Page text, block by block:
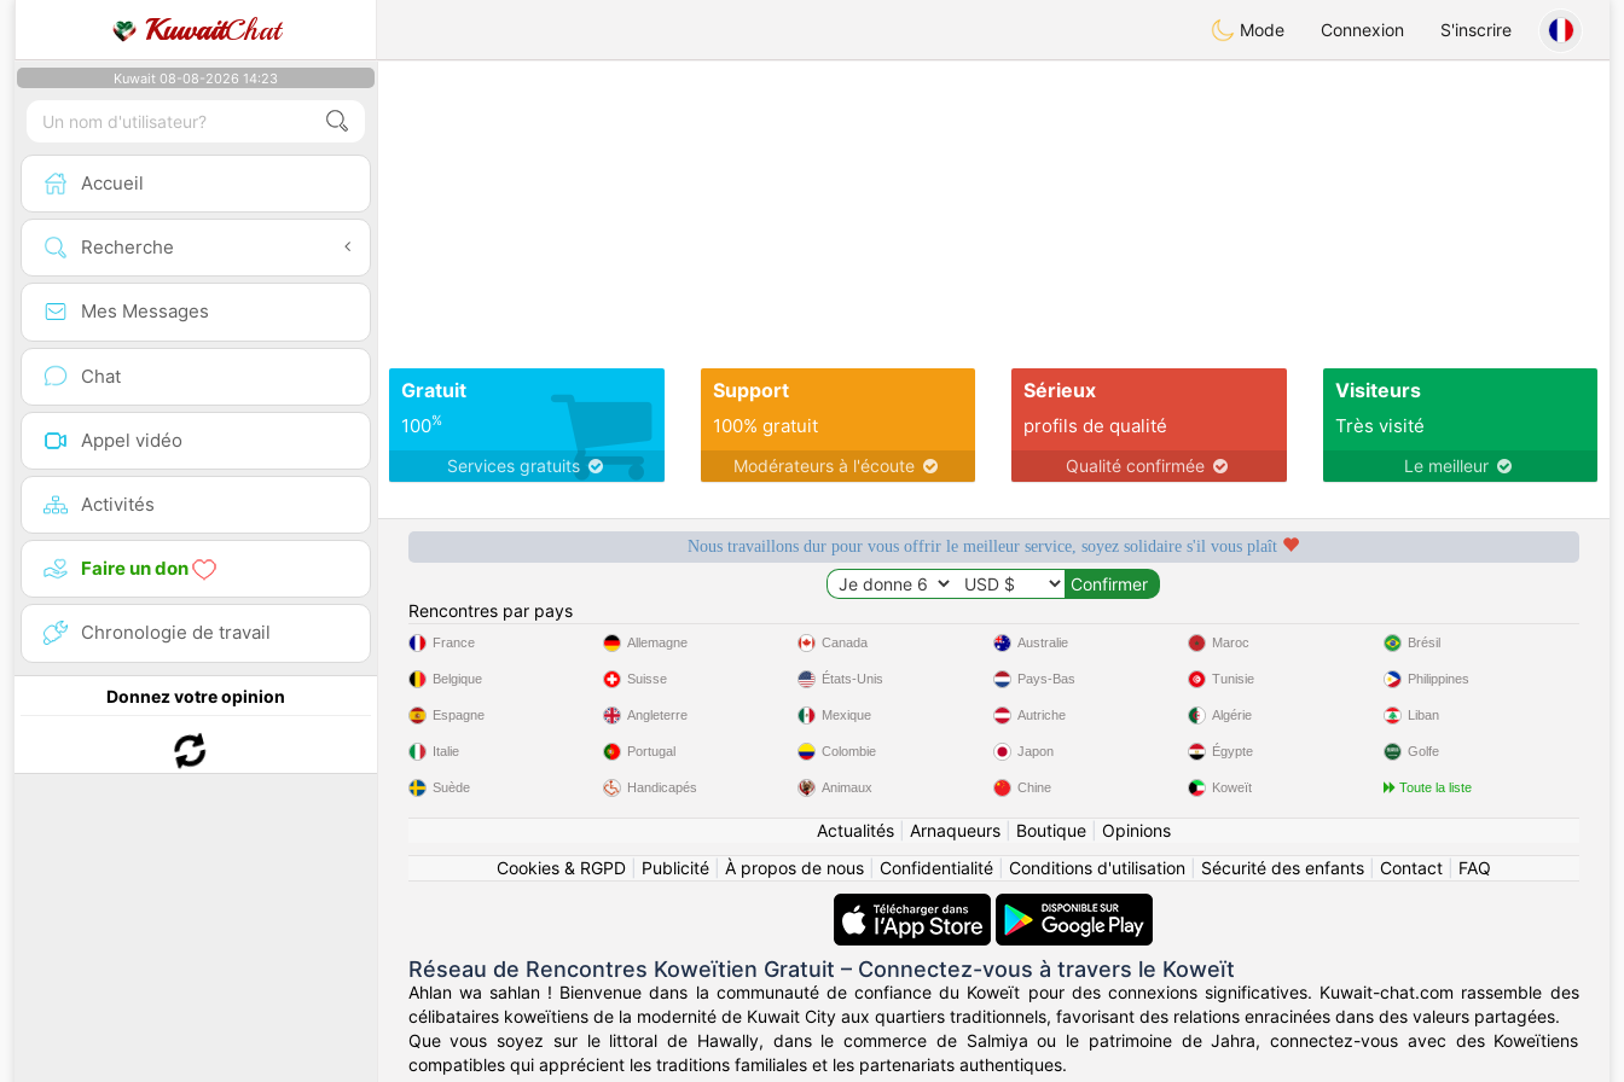
KuwaitChat Mode Connexion S'inscrire
Kuwait 08-08-2026 14:23
Accueil
Recherche
Mes Messages
Chat
Appel vidéo
Activités
Faire un don
Chronologie de travail
Donnez votre opinion
Gratuit
100%
Services gratuits
Support
100% gratuit
Modérateurs à l'écoute
Sérieux
profils de qualité
Qualité confirmée
Visiteurs
Très visité
Le meilleur
Nous travaillons dur pour vous offrir le meilleur service, soyez solidaire s'il vous plaît
Rencontres par pays
France
Belgique
Espagne
Italie
Suède
Allemagne
Suisse
Angleterre
Portugal
Handicapés
Canada
États-Unis
Mexique
Colombie
Animaux
Australie
Pays-Bas
Autriche
Japon
Chine
Maroc
Tunisie
Algérie
Égypte
Koweït
Brésil
Philippines
Liban
Golfe
Toute la liste
Actualités| Arnaqueurs| Boutique| Opinions
Cookies & RGPD| Publicité| À propos de nous| Confidentialité| Conditions d'utilisation| Sécurité des enfants| Contact| FAQ
Réseau de Rencontres Koweïtien Gratuit – Connectez-vous à travers le Koweït
Ahlan wa sahlan ! Bienvenue dans la communauté de confiance du Koweït pour des connexions significatives. Kuwait-chat.com rassemble des
célibataires koweïtiens de la modernité de Kuwait City aux quartiers traditionnels, favorisant des relations enracinées dans des valeurs partagées.
Que vous soyez sur le littoral de Hawally, dans le commerce de Salmiya ou le patrimoine de Jahra, connectez-vous avec des Koweïtiens
compatibles qui apprécient les traditions familiales et les partenariats authentiques.